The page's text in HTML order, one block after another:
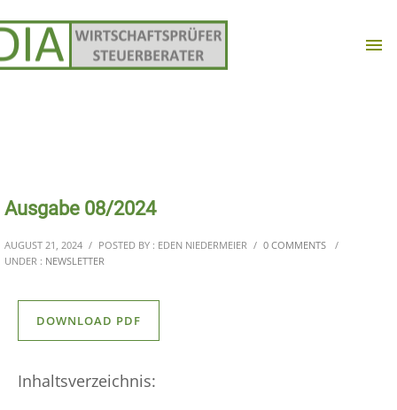
Ausgabe 08/2024
AUGUST 21, 2024 / POSTED BY : EDEN NIEDERMEIER / 0 COMMENTS
/
UNDER : NEWSLETTER
DOWNLOAD PDF
Inhaltsverzeichnis: